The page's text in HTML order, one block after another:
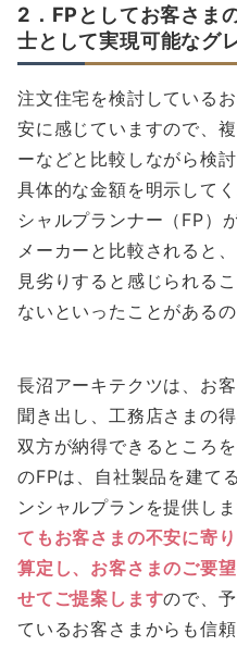
2．FPとしてお客さま
士として実現可能なグ
注文住宅を検討している
安に感じていますので、
ーなどと比較しながら検
具体的な金額を明示して
シャルプランナー（FP）
メーカーと比較されると
見劣りすると感じられる
ないといったことがある
長沼アーキテクツは、お
聞き出し、工務店さまの
双方が納得できるところ
のFPは、自社製品を建て
ンシャルプランを提供しま
てもお客さまの不安に寄
算定し、お客さまのご要
せてご提案しますので、
ているお客さまからも信